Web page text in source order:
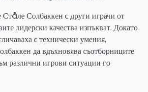
Стåле Солбаккен с други играчи от
лидерски качества изпъкват. Докато
с технически умения,
да вдъхновява съотборниците
различни игрови ситуации го